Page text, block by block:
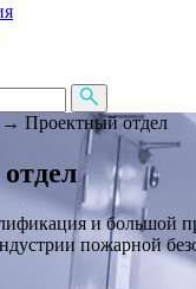
→ Проектный отдел
и большой
пожарной